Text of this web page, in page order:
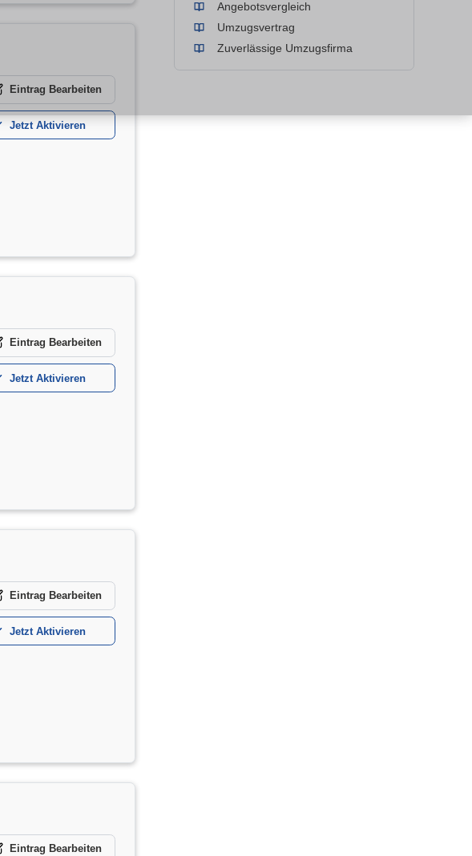
Eintrag Bearbeiten
Jetzt Aktivieren
Eintrag Bearbeiten
Jetzt Aktivieren
Eintrag Bearbeiten
Jetzt Aktivieren
Eintrag Bearbeiten
Angebotsvergleich
Umzugsvertrag
Zuverlässige Umzugsfirma